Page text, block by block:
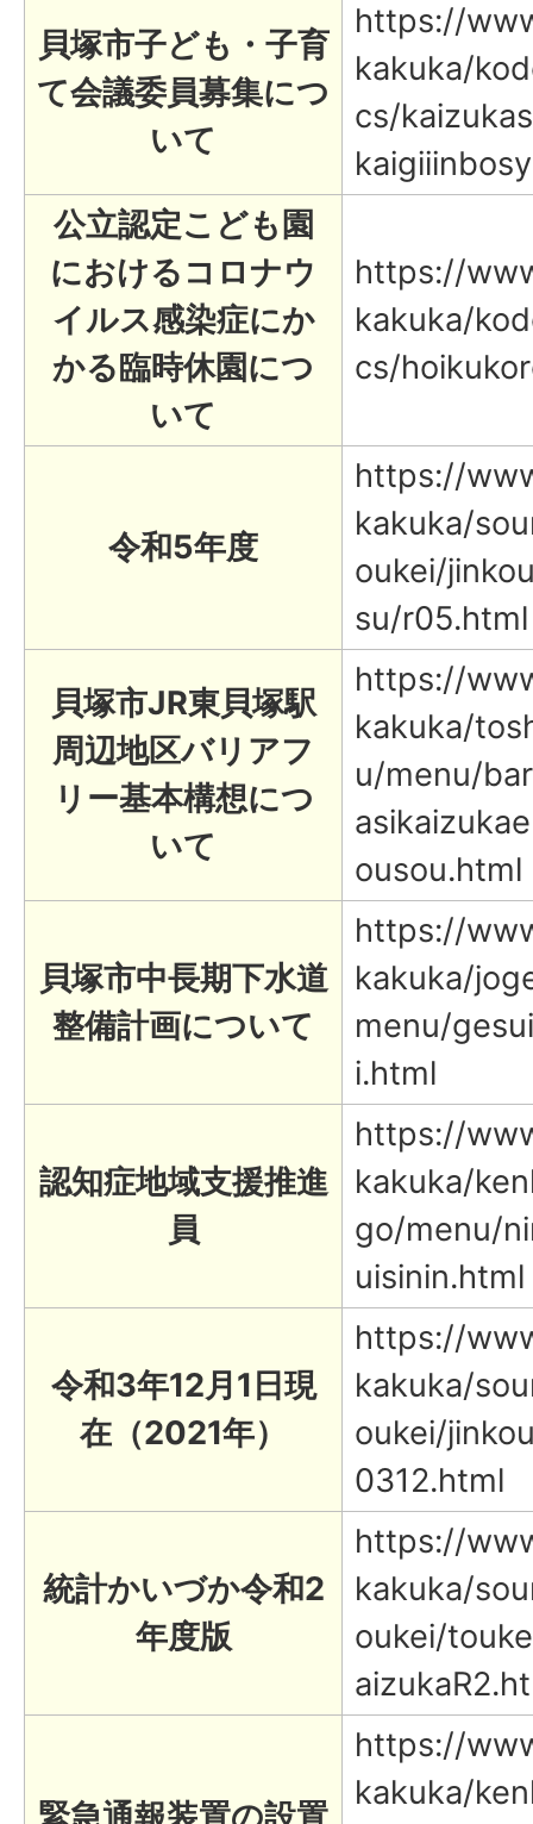
貝塚市子ども・子育
て会議委員募集につ
いて
https://
kakuka/
cs/
公立認定こども園
におけるコロナウ
イルス感染症にか
かる臨時休園につ
いて
https://
kakuka/
cs/
令和5年度
https://
kakuka/
oukei/
su/r05.html
貝塚市JR東貝塚駅
周辺地区バリアフ
リー基本構想につ
いて
https://
kakuka/
u/menu/
ousou.html
貝塚市中長期下水道
整備計画について
https://
kakuka/
menu/
i.html
認知症地域支援推進
員
https://
kakuka/
go/menu/
uisinin.html
令和3年12月1日現
在（2021年）
https://
kakuka/
oukei/
0312.html
統計かいづか令和2
年度版
https://
kakuka/
oukei/
https://
kakuka/